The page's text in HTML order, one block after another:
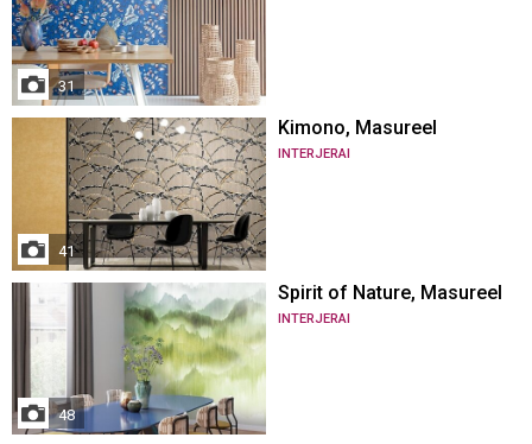
31
41
Kimono, Masureel
INTERJERAI
48
Spirit of Nature, Masureel
INTERJERAI